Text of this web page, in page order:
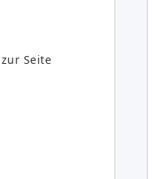
Seite